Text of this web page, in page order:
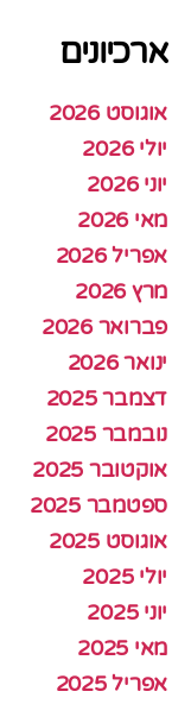
ארכיונים
אוגוסט 2026
יולי 2026
יוני 2026
מאי 2026
אפריל 2026
מרץ 2026
פברואר 2026
ינואר 2026
דצמבר 2025
נובמבר 2025
אוקטובר 2025
ספטמבר 2025
אוגוסט 2025
יולי 2025
יוני 2025
מאי 2025
אפריל 2025